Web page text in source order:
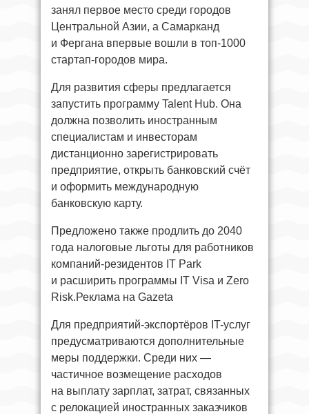
занял первое место среди городов
Центральной Азии, а Самарканд
и Фергана впервые вошли в топ-1000
стартап-городов мира.
Для развития сферы предлагается
запустить программу Talent Hub. Она
должна позволить иностранным
специалистам и инвесторам
дистанционно зарегистрировать
предприятие, открыть банковский счёт
и оформить международную
банковскую карту.
Предложено также продлить до 2040
года налоговые льготы для работников
компаний-резидентов IT Park
и расширить программы IT Visa и Zero
Risk.Реклама на Gazeta
Для предприятий-экспортёров IT-услуг
предусматриваются дополнительные
меры поддержки. Среди них —
частичное возмещение расходов
на выплату зарплат, затрат, связанных
с релокацией иностранных заказчиков